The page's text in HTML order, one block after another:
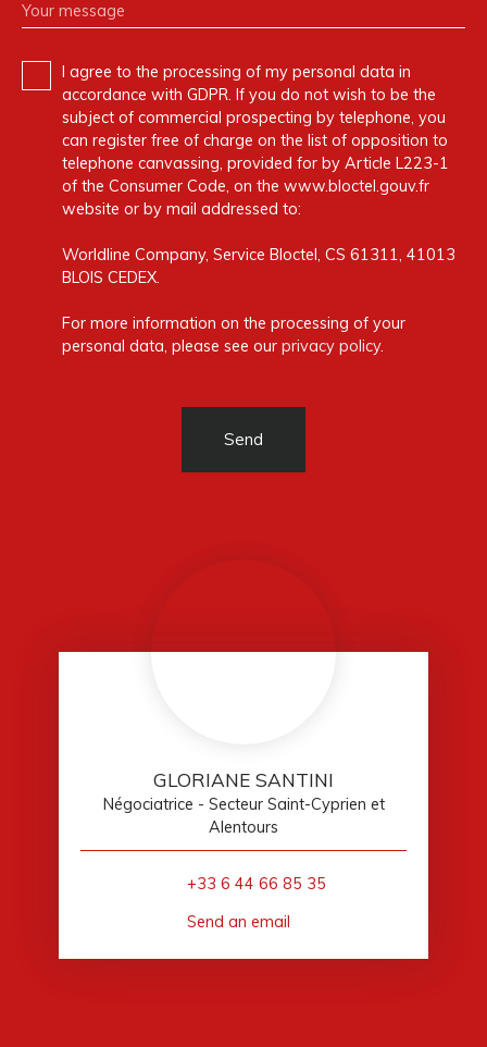
Your message
I agree to the processing of my personal data in
accordance with GDPR. If you do not wish to be the
subject of commercial prospecting by telephone, you
can register free of charge on the list of opposition to
telephone canvassing, provided for by Article L223-1
of the Consumer Code, on the www.bloctel.gouv.fr
website or by mail addressed to:
Worldline Company, Service Bloctel, CS 61311, 41013
BLOIS CEDEX.
For more information on the processing of your
personal data, please see our privacy policy.
Send
GLORIANE SANTINI
Négociatrice - Secteur Saint-Cyprien et
Alentours
+33 6 44 66 85 35
Send an email